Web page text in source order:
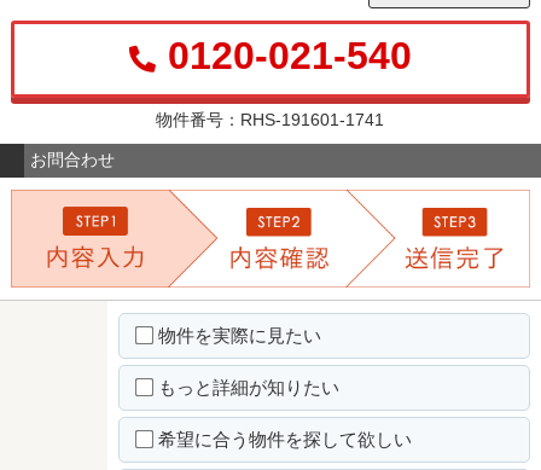
0120-021-540
物件番号：RHS-191601-1741
お問合わせ
物件を実際に見たい
もっと詳細が知りたい
希望に合う物件を探して欲しい